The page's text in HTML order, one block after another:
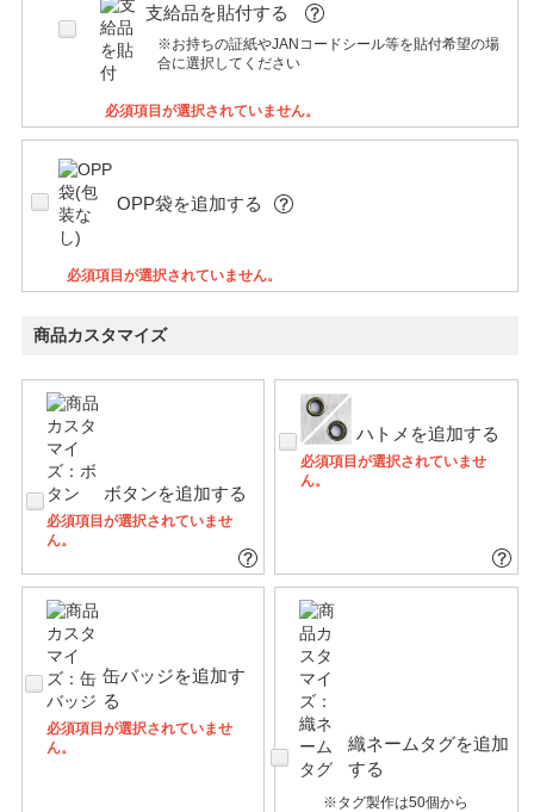
支給品を貼付する
※お持ちの証紙やJANコードシール等を貼付希望の場
合に選択してください
必須項目が選択されていません。
OPP袋を追加する
必須項目が選択されていません。
商品カスタマイズ
ボタンを追加する
必須項目が選択されていませ
ん。
ハトメを追加する
必須項目が選択されていませ
ん。
缶バッジを追加す
る
必須項目が選択されていませ
ん。
織ネームタグを追加
する
※タグ製作は50個から